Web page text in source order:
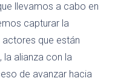
llevamos a cabo en
capturar la
que están
la alianza con la
de avanzar hacia